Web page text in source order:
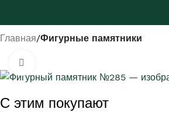
Главная Фигурные памятники
С этим покупают